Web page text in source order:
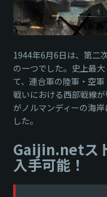
1944年6月6日は、第二
の一つでした。史上最
て、連合軍の陸軍・空
戦いにおける西部戦線
がノルマンディーの海
した。
Gaijin.netス
入手可能！